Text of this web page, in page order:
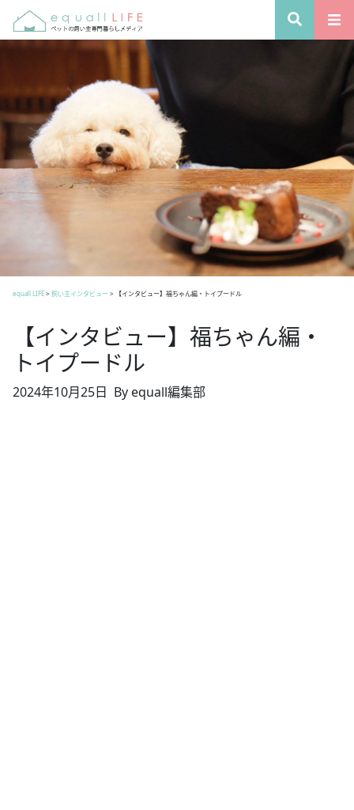
equall LIFE> 飼い主インタビュー > 【インタビュー】福ちゃん編・トイプードル
【インタビュー】福ちゃん編・
トイプードル
2024年10月25日 By equall編集部